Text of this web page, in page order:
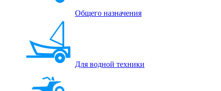
Общего назначения
Для водной техники